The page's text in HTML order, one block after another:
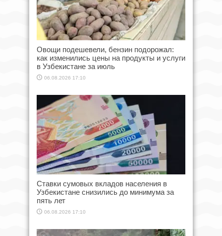
Овощи подешевели, бензин подорожал:
как изменились цены на продукты и услуги
в Узбекистане за июль
06.08.2026 17:10
Ставки сумовых вкладов населения в
Узбекистане снизились до минимума за
пять лет
06.08.2026 17:10